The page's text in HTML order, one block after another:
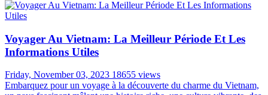
Voyager Au Vietnam: La Meilleur Période Et Les
Informations Utiles
Friday, November 03, 2023 18655 views
Embarquez pour un voyage à la découverte du charme du Vietnam,